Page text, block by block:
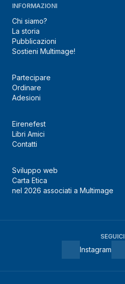
INFORMAZIONI
Chi siamo?
La storia
Pubblicazioni
Sostieni Multimage!
Partecipare
Ordinare
Adesioni
Eirenefest
Libri Amici
Contatti
Sviluppo web
Carta Etica
nel 2026 associati a Multimage
SEGUICI
Instagram